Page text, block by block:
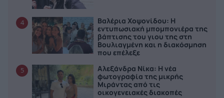
4
Βαλέρια Χοψονίδου: Η
εντυπωσιακή μπομπονιέρα της
βάπτισης του γιου της στη
Βουλιαγμένη και η διακόσμηση
που επέλεξε
5
Αλεξάνδρα Νίκα: Η νέα
φωτογραφία της μικρής
Μιράντας από τις
οικογενειακές διακοπές